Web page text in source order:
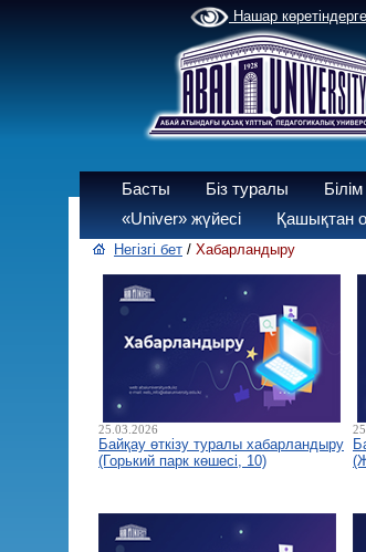
Нашар
Басты Біз туралы Білім
«Univer» жүйесі
Қашықтан
Негізгі бет / Хабарландыру
25.03.2026
Байқау өткізу туралы хабарландыру
(Горький парк көшесі, 10)